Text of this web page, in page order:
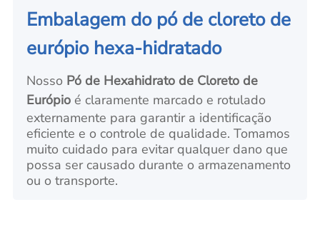
Embalagem do pó de cloreto de
európio hexa-hidratado
Nosso Pó de Hexahidrato de Cloreto de
Európio é claramente marcado e rotulado
externamente para garantir a identificação
eficiente e o controle de qualidade. Tomamos
muito cuidado para evitar qualquer dano que
possa ser causado durante o armazenamento
ou o transporte.